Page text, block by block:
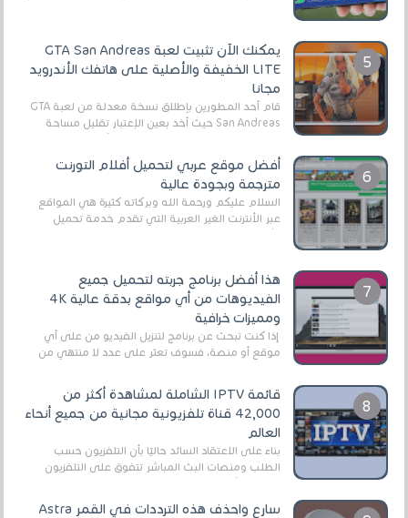
يمكنك الآن تثبيت لعبة GTA San Andreas
LITE الخفيفة والأصلية على هاتفك الأندرويد
مجانا
قام أحد المطورين بإطلاق نسخة معدلة من لعبة GTA
San Andreas حيث أخد بعين الإعتبار تقليل مساحة
أفضل موقع عربي لتحميل أفلام التورنت
مترجمة وبجودة عالية
السلام عليكم ورحمة الله وبركاته كثيرة هي المواقع
عبر الأنترنت الغير العربية التي تقدم خدمة تحميل
الأفلام على التورنت ، ومعظم هذه المواقع ل...
هذا أفضل برنامج جربته لتحميل جميع
الفيديوهات من أي مواقع بدقة عالية 4K
ومميزات خرافية
إذا كنت تبحث عن برنامج لتنزيل الفيديو من على أي
موقع أو منصة، فسوف تعثر على عدد لا منتهي من
قائمة IPTV الشاملة لمشاهدة أكثر من
42,000 قناة تلفزيونية مجانية من جميع أنحاء
العالم
بناءً على الاعتقاد السائد حاليًا بأن التلفزيون حسب
الطلب ومنصات البث المباشر تتفوق على التلفزيون
الرقمي الأرضي التقليدي، يُعدّ IPTV-org خيار...
سارع واحذف هذه الترددات في القمر Astra